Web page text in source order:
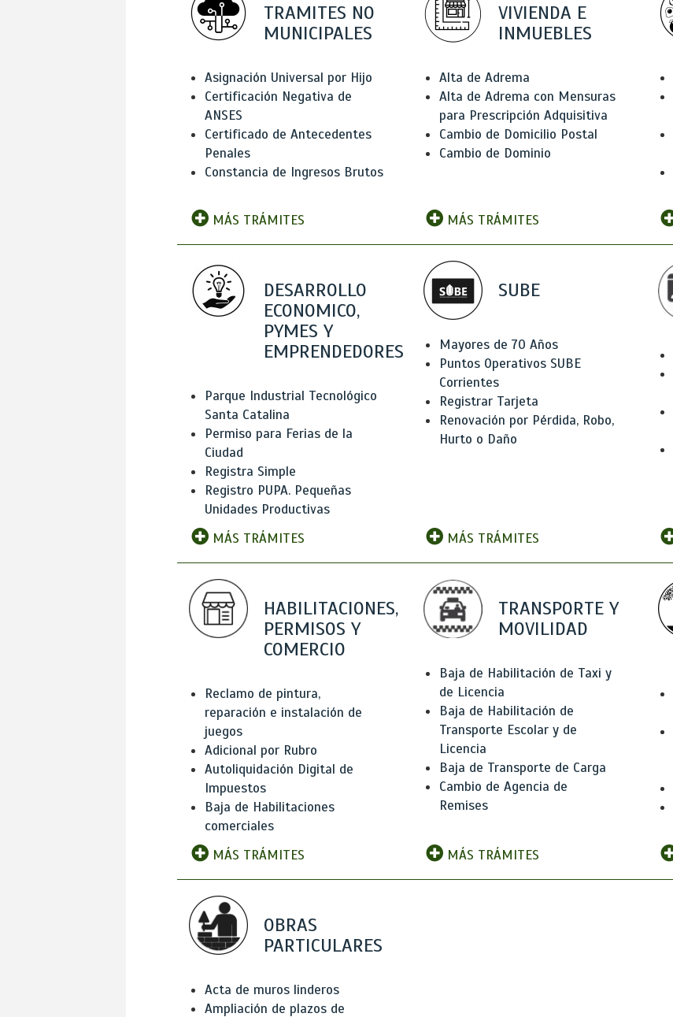
TRAMITES NO
MUNICIPALES
Asignación Universal por Hijo
Certificación Negativa de
ANSES
Certificado de Antecedentes
Penales
Constancia de Ingresos Brutos
MÁS TRÁMITES
VIVIENDA E
INMUEBLES
Alta de Adrema
Alta de Adrema con Mensuras
para Prescripción Adquisitiva
Cambio de Domicilio Postal
Cambio de Dominio
MÁS TRÁMITES
DESARROLLO
ECONOMICO,
PYMES Y
EMPRENDEDORES
Parque Industrial Tecnológico
Santa Catalina
Permiso para Ferias de la
Ciudad
Registra Simple
Registro PUPA. Pequeñas
Unidades Productivas
MÁS TRÁMITES
SUBE
Mayores de 70 Años
Puntos Operativos SUBE
Corrientes
Registrar Tarjeta
Renovación por Pérdida, Robo,
Hurto o Daño
MÁS TRÁMITES
HABILITACIONES,
PERMISOS Y
COMERCIO
Reclamo de pintura,
reparación e instalación de
juegos
Adicional por Rubro
Autoliquidación Digital de
Impuestos
Baja de Habilitaciones
comerciales
MÁS TRÁMITES
TRANSPORTE Y
MOVILIDAD
Baja de Habilitación de Taxi y
de Licencia
Baja de Habilitación de
Transporte Escolar y de
Licencia
Baja de Transporte de Carga
Cambio de Agencia de
Remises
MÁS TRÁMITES
OBRAS
PARTICULARES
Acta de muros linderos
Ampliación de plazos de